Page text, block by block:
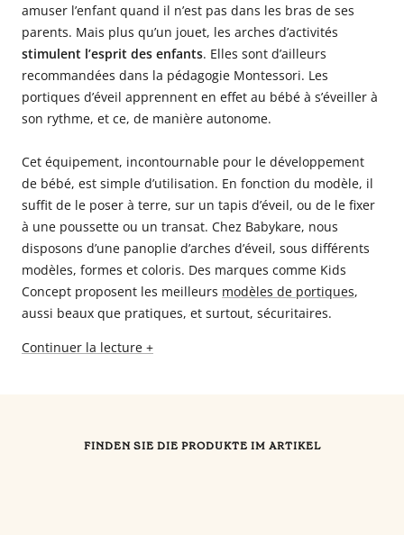
amuser l’enfant quand il n’est pas dans les bras de ses
parents. Mais plus qu’un jouet, les arches d’activités
stimulent l’esprit des enfants. Elles sont d’ailleurs
recommandées dans la pédagogie Montessori. Les
portiques d’éveil apprennent en effet au bébé à s’éveiller à
son rythme, et ce, de manière autonome.
Cet équipement, incontournable pour le développement
de bébé, est simple d’utilisation. En fonction du modèle, il
suffit de le poser à terre, sur un tapis d’éveil, ou de le fixer
à une poussette ou un transat. Chez Babykare, nous
disposons d’une panoplie d’arches d’éveil, sous différents
modèles, formes et coloris. Des marques comme Kids
Concept proposent les meilleurs modèles de portiques,
aussi beaux que pratiques, et surtout, sécuritaires.
Continuer la lecture +
FINDEN SIE DIE PRODUKTE IM ARTIKEL